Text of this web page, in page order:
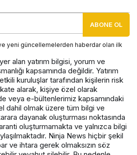
ABONE OL
yeni güncellemelerden haberdar olan ilk
alan yatırım bilgisi, yorum ve
kapsamında değildir. Yatırım
kuruluşlar tarafından kişilerin risk
alarak, kişiye özel olarak
veya e-bültenlerimiz kapsamındaki
dahil olmak üzere tüm bilgi ve
dayanak oluşturması noktasında
oluşturmamakta ve yalnızca bilgi
Ninja News hiçbir şekil
ve ihtara gerek olmaksızın söz